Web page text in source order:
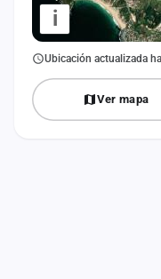
i
Ubicación actualizada
Ver mapa